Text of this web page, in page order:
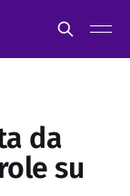
da
su